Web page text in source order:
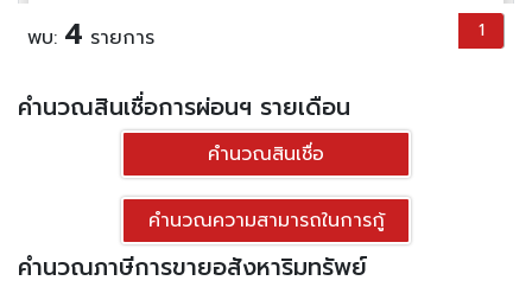
ราคาต่อตร.ม
1
ดูทรัพย์
ขาย คอนโดมิเนียม คอนโดมี นวนคร ขนาด 35.25
ตร.ม. - คอนโดมี นวนคร
พบ: 4 รายการ 1
คำนวณสินเชื่อการผ่อนฯ รายเดือน
คำนวณสินเชื่อ
คำนวณความสามารถในการกู้
คำนวณภาษีการขายอสังหาริมทรัพย์